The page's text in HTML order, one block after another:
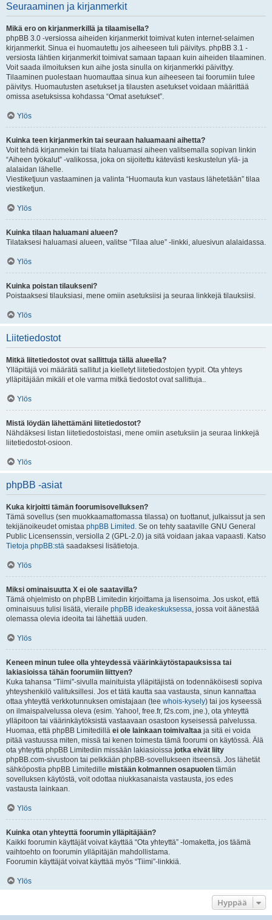
Seuraaminen ja kirjanmerkit
Mikä ero on kirjanmerkillä ja tilaamisella?
phpBB 3.0 -versiossa aiheiden kirjanmerkit toimivat kuten internet-selaimen
kirjanmerkit. Sinua ei huomautettu jos aiheeseen tuli päivitys. phpBB 3.1 -
versiosta lähtien kirjanmerkit toimivat samaan tapaan kuin aiheiden tilaaminen.
Voit saada ilmoituksen kun aihe josta sinulla on kirjanmerkki päivittyy.
Tilaaminen puolestaan huomauttaa sinua kun aiheeseen tai foorumiin tulee
päivitys. Huomautusten asetukset ja tilausten asetukset voidaan määrittää
omissa asetuksissa kohdassa “Omat asetukset”.
Ylös
Kuinka teen kirjanmerkin tai seuraan haluamaani aihetta?
Voit tehdä kirjanmekin tai tilata haluamasi aiheen valitsemalla sopivan linkin
“Aiheen työkalut” -valikossa, joka on sijoitettu kätevästi keskustelun ylä- ja
alalaidan lähelle.
Viestiketjuun vastaaminen ja valinta “Huomauta kun vastaus lähetetään” tilaa
viestiketjun.
Ylös
Kuinka tilaan haluamani alueen?
Tilataksesi haluamasi alueen, valitse “Tilaa alue” -linkki, aluesivun alalaidassa.
Ylös
Kuinka poistan tilaukseni?
Poistaaksesi tilauksiasi, mene omiin asetuksiisi ja seuraa linkkejä tilauksiisi.
Ylös
Liitetiedostot
Mitkä liitetiedostot ovat sallittuja tällä alueella?
Ylläpitäjä voi määrätä sallitut ja kielletyt liitetiedostojen tyypit. Ota yhteys
ylläpitäjään mikäli et ole varma mitkä tiedostot ovat sallittuja..
Ylös
Mistä löydän lähettämäni liitetiedostot?
Nähdäksesi listan liitetiedostoistasi, mene omiin asetuksiin ja seuraa linkkejä
liitetiedostot-osioon.
Ylös
phpBB -asiat
Kuka kirjoitti tämän foorumisovelluksen?
Tämä sovellus (sen muokkaamattomassa tilassa) on tuottanut, julkaissut ja sen
tekijänoikeudet omistaa phpBB Limited . Se on tehty saataville GNU General
Public Licensenssin, versiolla 2 (GPL-2.0) ja sitä voidaan jakaa vapaasti. Katso
Tietoja phpBB:stä saadaksesi lisätietoja.
Ylös
Miksi ominaisuutta X ei ole saatavilla?
Tämä ohjelmisto on phpBB Limitedin kirjoittama ja lisensoima. Jos uskot, että
ominaisuus tulisi lisätä, vieraile phpBB ideakeskuksessa, jossa voit äänestää
olemassa olevia ideoita tai lähettää uuden.
Ylös
Keneen minun tulee olla yhteydessä väärinkäytöstapauksissa tai
lakiasioissa tähän foorumiin liittyen?
Kuka tahansa “Tiimi”-sivulla mainituista ylläpitäjistä on todennäköisesti sopiva
yhteyshenkilö valituksillesi. Jos et tätä kautta saa vastausta, sinun kannattaa
ottaa yhteyttä verkkotunnuksen omistajaan (tee whois-kysely) tai jos kyseessä
on ilmaispalvelussa oleva (esim. Yahoo!, free.fr, f2s.com, jne.), ota yhteyttä
ylläpitoon tai väärinkäytöksistä vastaavaan osastoon kyseisessä palvelussa.
Huomaa, että phpBB Limitedillä ei ole lainkaan toimivaltaa ja sitä ei voida
pitää vastuussa miten, missä tai kenen toimesta tämä foorumi on käytössä. Älä
ota yhteyttä phpBB Limitediin missään lakiasioissa jotka eivät liity
phpBB.com-sivustoon tai pelkkään phpBB-sovellukseen itseensä. Jos lähetät
sähköpostia phpBB Limitedille mistään kolmannen osapuolen tämän
sovelluksen käytöstä, voit odottaa niukkasanaista vastausta, jos edes
vastausta lainkaan.
Ylös
Kuinka otan yhteyttä foorumin ylläpitäjään?
Kaikki foorumin käyttäjät voivat käyttää “Ota yhteyttä” -lomaketta, jos täämä
vaihtoehto on foorumin ylläpitäjän mahdollistama.
Foorumin käyttäjät voivat käyttää myös “Tiimi”-linkkiä.
Ylös
Hyppää